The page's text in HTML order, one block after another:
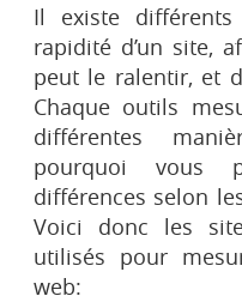
Il existe
rapidité d’un site,
peut le ralentir, et
Chaque outils
différentes
pourquoi vous
différences selon
Voici donc les
utilisés pour
web: